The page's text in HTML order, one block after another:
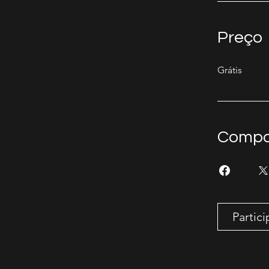
Preço
Grátis